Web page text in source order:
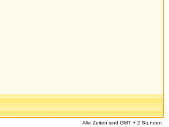
Alle Zeiten sind GMT + 2 Stunden